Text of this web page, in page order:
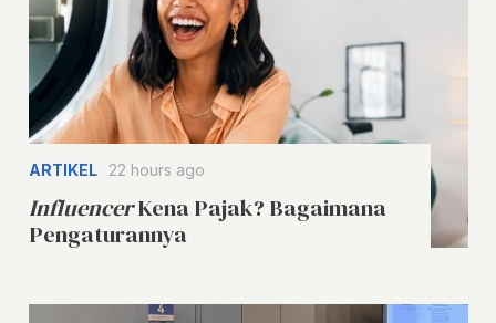
ARTIKEL 22 hours ago
InfluencerKena Pajak? Bagaimana
Pengaturannya